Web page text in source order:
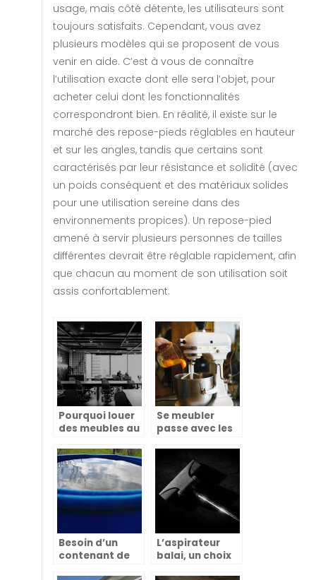
usage, mais côté détente, les utilisateurs sont
toujours satisfaits. Cependant, vous avez
plusieurs modèles qui se proposent de vous
venir en aide. C’est à vous de connaître
l’utilisation exacte dont elle sera l’objet, pour
acheter celui dont les fonctionnalités
correspondront bien. En réalité, il existe sur le
marché des repose-pieds réglables en hauteur
et sur les angles, tandis que certains sont
caractérisés par leur résistance et solidité (avec
un poids conséquent et des matériaux solides
pour une utilisation sereine dans des
environnements propices). Un repose-pied
amené à servir plusieurs personnes de tailles
différentes devrait être réglable rapidement, afin
que chacun au moment de son utilisation soit
assis confortablement.
Pourquoi louer
des meubles au
acheter ?
Se meubler
passe avec les
Besoin d’un
contenant de
L’aspirateur
balai, un choix